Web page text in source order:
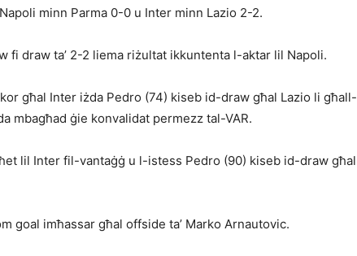
minn Parma 0-0 u Inter minn Lazio 2-2.
fi draw ta’ 2-2 liema riżultat ikkuntenta l-aktar lil Napoli.
għal Inter iżda Pedro (74) kiseb id-draw għal Lazio li għall-
mbagħad ġie konvalidat permezz tal-VAR.
lil Inter fil-vantaġġ u l-istess Ped­ro (90) kiseb id-draw għal
goal imħassar għal offside ta’ Marko Arnautovic.